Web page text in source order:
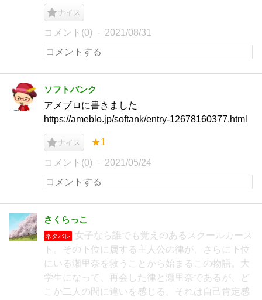
ナイス
コメント(0) 2021/08/31
ソフトバンク
アメブロに書きました
https://ameblo.jp/softank/entry-12678160377.html
ナイス ★1
コメント(0) 2021/05/24
さくらっこ
ネタバレ
女子なら誰でも覚えのあるスクールカース
ト。その下位に属する主人公の律が、さらに下位
にいる瀬里奈を救うことから始まるこの物語。大
学生になって、再会した律と瀬里奈であるが、ど
こか二人の間に違いを感じる。それは自己肯定感